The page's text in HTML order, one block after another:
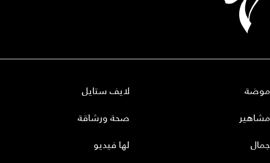
موضة
مشاهير
جمال
لايف ستايل
صحة ورشاقة
لها فيديو